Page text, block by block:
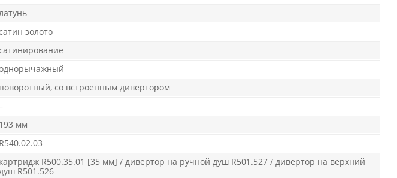
золото
сатинирование
поворотный, со встроенным дивертором
193 мм
R540.02.03
картридж R500.35.01 [35 мм] / дивертор на ручной душ R501.527 / дивертор на верхний
R501.526